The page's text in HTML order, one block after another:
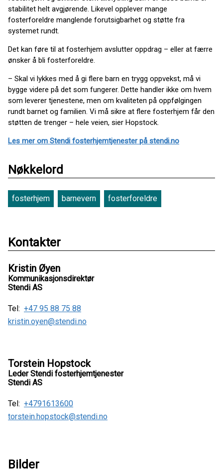
stabilitet helt avgjørende. Likevel opplever mange
fosterforeldre manglende forutsigbarhet og støtte fra
systemet rundt.
Det kan føre til at fosterhjem avslutter oppdrag – eller at færre
ønsker å bli fosterforeldre.
– Skal vi lykkes med å gi flere barn en trygg oppvekst, må vi
bygge videre på det som fungerer. Dette handler ikke om hvem
som leverer tjenestene, men om kvaliteten på oppfølgingen
rundt barnet og familien. Vi må sikre at flere fosterhjem får den
støtten de trenger – hele veien, sier Hopstock.
Les mer om Stendi fosterhjemtjenester på stendi.no
Nøkkelord
fosterhjem barnevern fosterforeldre
Kontakter
Kristin Øyen
Kommunikasjonsdirektør
Stendi AS
Tel: +47 95 88 75 88
kristin.oyen@stendi.no
Torstein Hopstock
Leder Stendi fosterhjemtjenester
Stendi AS
Tel: +4791613600
torstein.hopstock@stendi.no
Bilder